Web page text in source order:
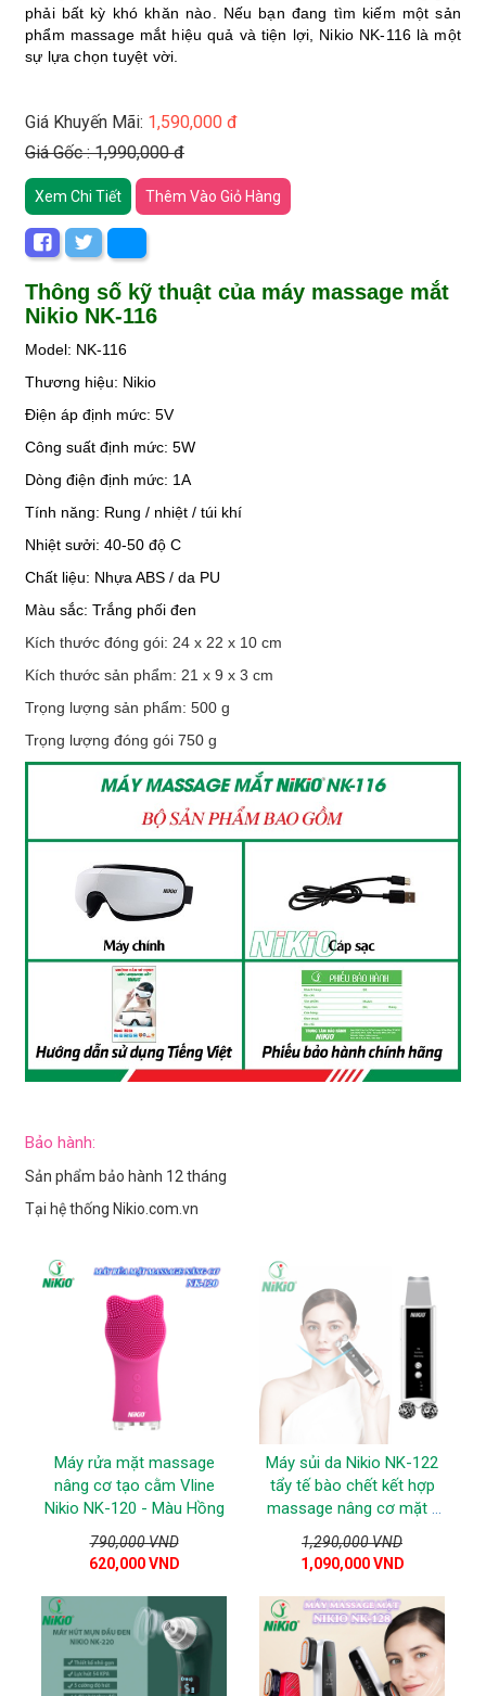
phải bất kỳ khó khăn nào. Nếu bạn đang tìm kiếm một sản
phẩm massage mắt hiệu quả và tiện lợi, Nikio NK-116 là một
sự lựa chọn tuyệt vời.
Giá Khuyến Mãi: 1,590,000 đ
Giá Gốc : 1,990,000 đ
Xem Chi Tiết Thêm Vào Giỏ Hàng
Thông số kỹ thuật của máy massage mắt
Nikio NK-116
Model: NK-116
Thương hiệu: Nikio
Điện áp định mức: 5V
Công suất định mức: 5W
Dòng điện định mức: 1A
Tính năng: Rung / nhiệt / túi khí
Nhiệt sưởi: 40-50 độ C
Chất liệu: Nhựa ABS / da PU
Màu sắc: Trắng phối đen
Kích thước đóng gói: 24 x 22 x 10 cm
Kích thước sản phẩm: 21 x 9 x 3 cm
Trọng lượng sản phẩm: 500 g
Trọng lượng đóng gói 750 g
Bảo hành:
Sản phẩm bảo hành 12 tháng
Tại hệ thống Nikio.com.vn
Máy rửa mặt massage
nâng cơ tạo cằm Vline
Nikio NK-120 - Màu Hồng
790,000 VND
620,000 VND
Máy sủi da Nikio NK-122
tẩy tế bào chết kết hợp
massage nâng cơ mặt -
Trắng
1,290,000 VND
1,090,000 VND